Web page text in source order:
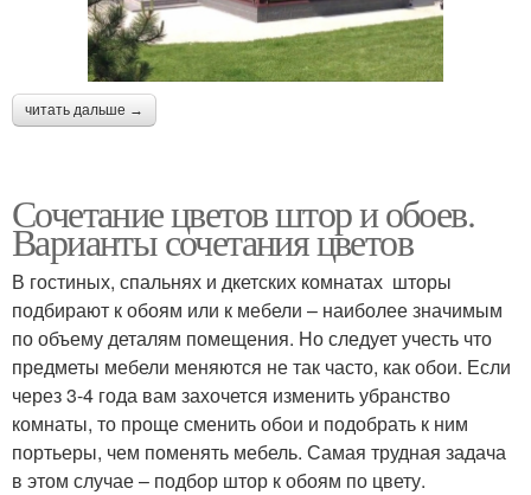
читать дальше →
Сочетание цветов штор и обоев.
Варианты сочетания цветов
В гостиных, спальнях и дкетских комнатах шторы
подбирают к обоям или к мебели – наиболее значимым
по объему деталям помещения. Но следует учесть что
предметы мебели меняются не так часто, как обои. Если
через 3-4 года вам захочется изменить убранство
комнаты, то проще сменить обои и подобрать к ним
портьеры, чем поменять мебель. Самая трудная задача
в этом случае – подбор штор к обоям по цвету.